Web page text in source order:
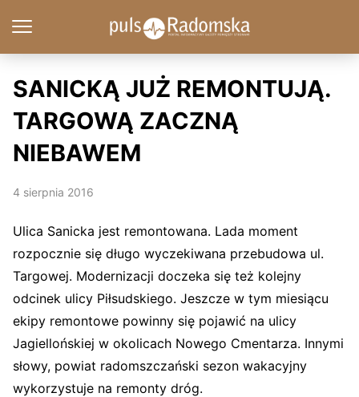
SANICKĄ JUŻ REMONTUJĄ.
TARGOWĄ ZACZNĄ
NIEBAWEM
4 sierpnia 2016
Ulica Sanicka jest remontowana. Lada moment
rozpocznie się długo wyczekiwana przebudowa ul.
Targowej. Modernizacji doczeka się też kolejny
odcinek ulicy Piłsudskiego. Jeszcze w tym miesiącu
ekipy remontowe powinny się pojawić na ulicy
Jagiellońskiej w okolicach Nowego Cmentarza. Innymi
słowy, powiat radomszczański sezon wakacyjny
wykorzystuje na remonty dróg.